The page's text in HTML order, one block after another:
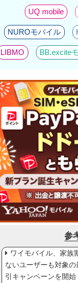
UQ mobile
NUROモバイル
LIBMO BB.excite
参
ワイモバイル、家族
ないユーザーも対象
引キャンペーンを開